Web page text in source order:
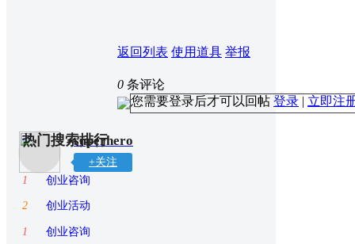
返回列表 使用道具 举报
0 条评论
您需要登录后才可以回帖 登录 | 立即注
superhero
+关注
热门搜索排行
1 创业咨询
2 创业活动
1 创业咨询